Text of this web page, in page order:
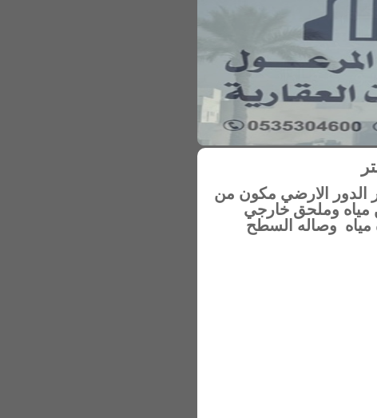
بحي المروج بعنيزة مساحه 650 متر شرقي مسطح المبنى 570 متر الدور الارضي مكون من
وملحق خارجي
غرفه يوجد دورة مياه وصاله السطح